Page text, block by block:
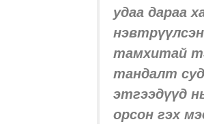
удаа дараа
тамхитай
тандалт
этгээдүүд
орсон гэх